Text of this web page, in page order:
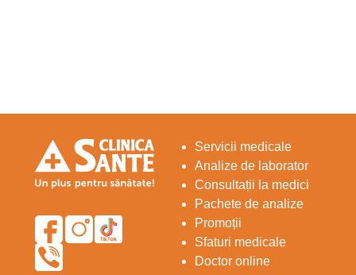
Servicii medicale
Analize de laborator
Consultații la medici
Pachete de analize
Promoții
Sfaturi medicale
Doctor online